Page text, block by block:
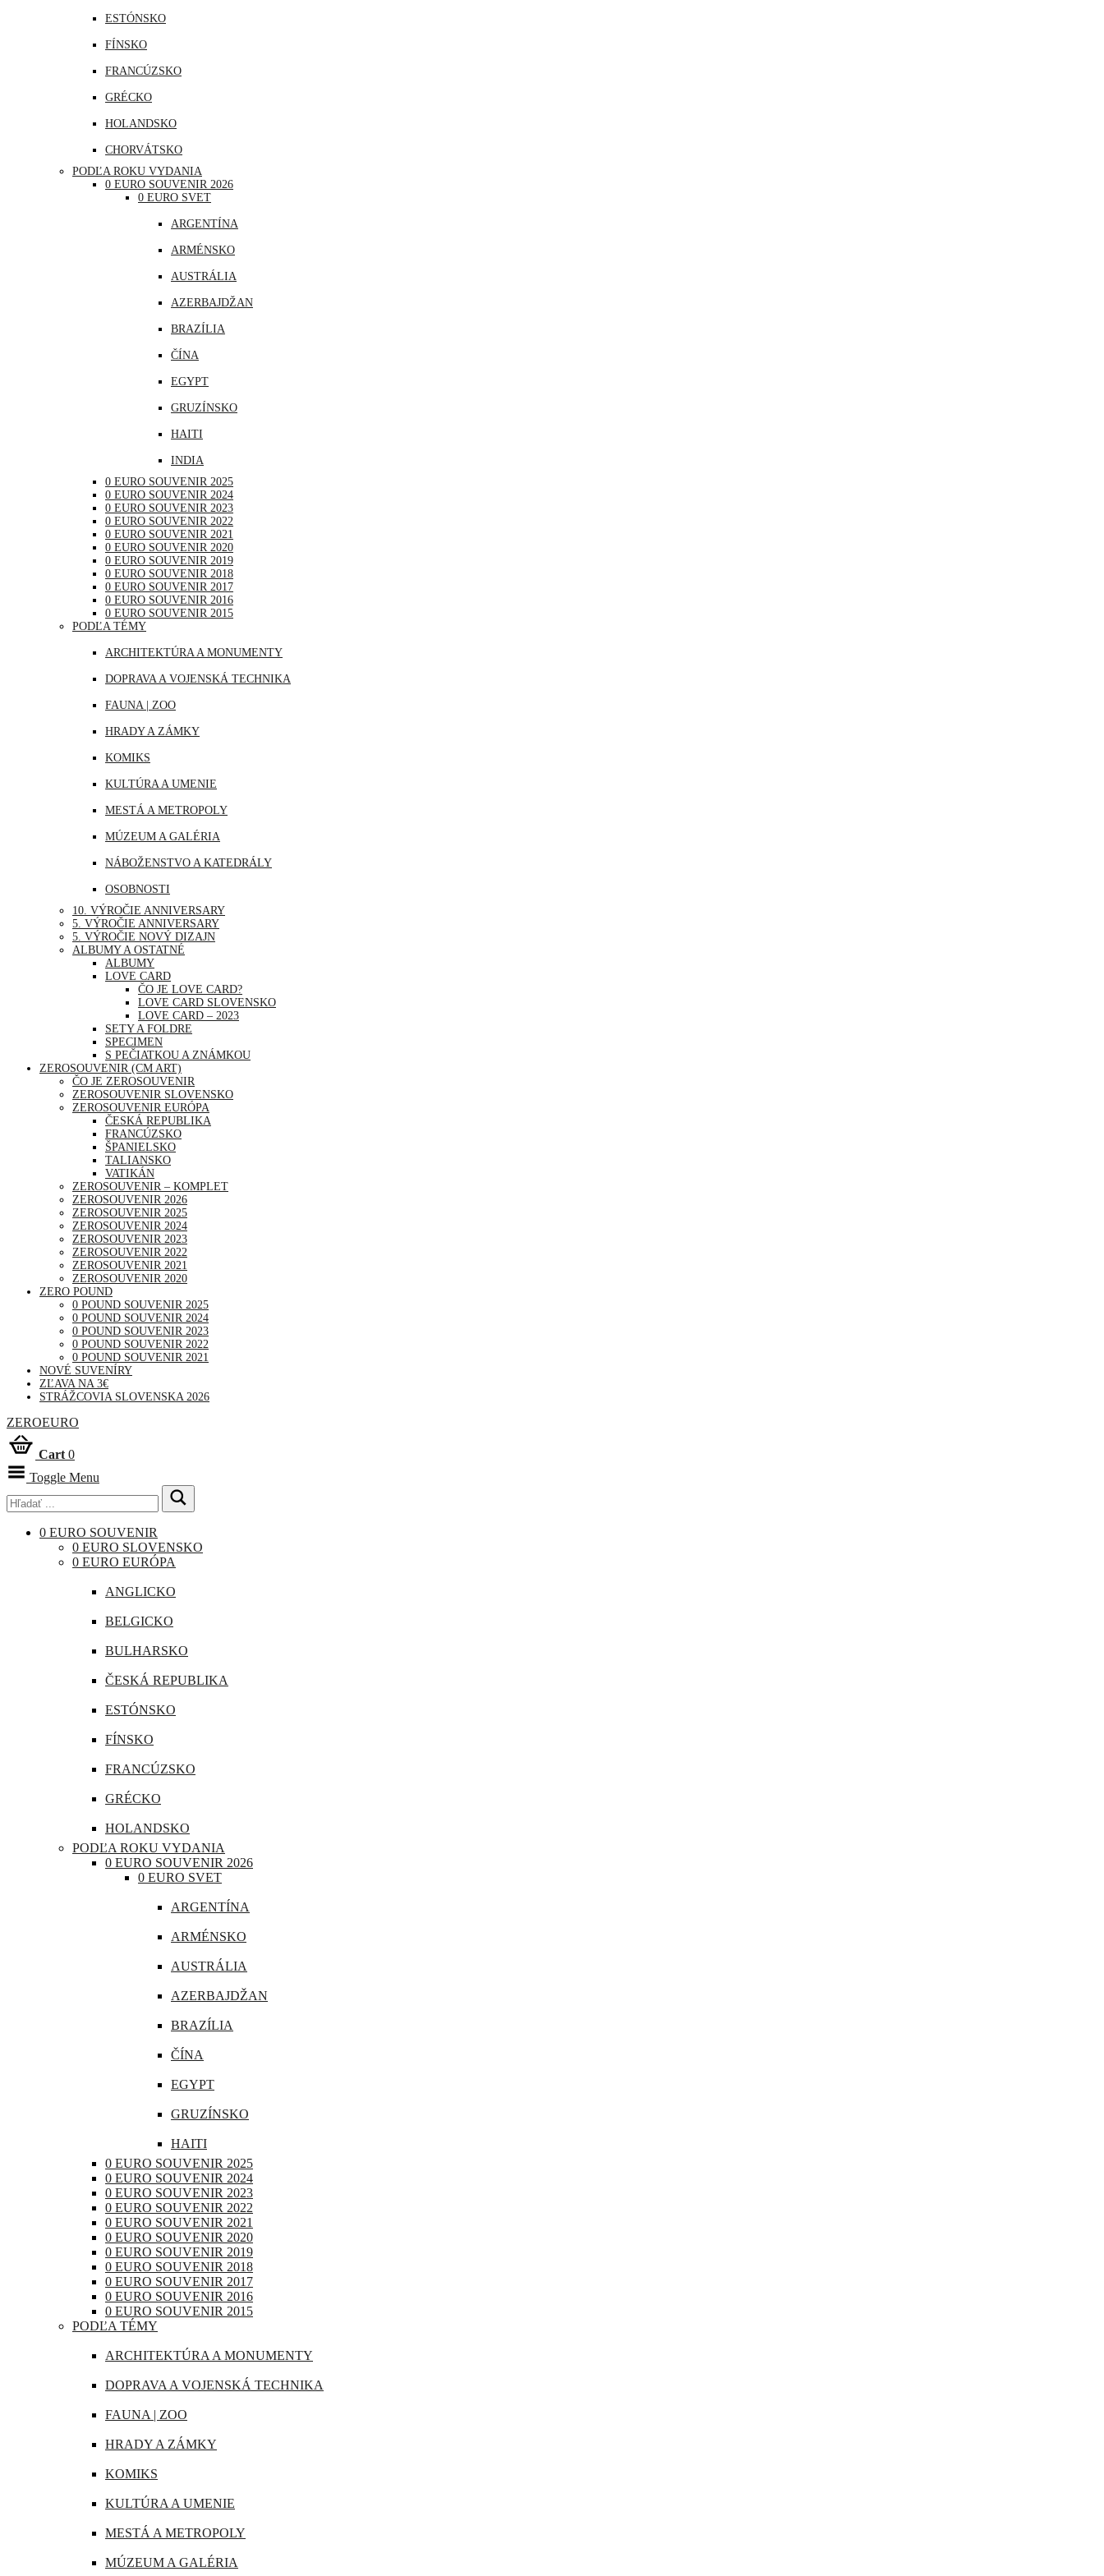
ESTÓNSKO
FÍNSKO
FRANCÚZSKO
GRÉCKO
HOLANDSKO
CHORVÁTSKO
ÍRSKO
ISLAND
LOTYŠSKO
LUXEMBURSKO
MAĎARSKO
NEMECKO
PORTUGALSKO
RAKÚSKO
RUMUNSKO
RUSKO
SAN MARÍNO
SLOVINSKO
ŠPANIELSKO
ŠVAJČIARSKO
ŠVÉDSKO
TALIANSKO
VATIKÁN
PODĽA ROKU VYDANIA
0 EURO SOUVENIR 2026
0 EURO SVET
ARGENTÍNA
ARMÉNSKO
AUSTRÁLIA
AZERBAJDŽAN
BRAZÍLIA
ČÍNA
EGYPT
GRUZÍNSKO
HAITI
INDIA
INDONÉZIA
IRAK
JAPONSKO
KANADA
KATAR
KUBA
LIBANON
SAUDSKÁ ARÁBIA
THAJSKO
TURECKO
0 EURO SOUVENIR 2025
0 EURO SOUVENIR 2024
0 EURO SOUVENIR 2023
0 EURO SOUVENIR 2022
0 EURO SOUVENIR 2021
0 EURO SOUVENIR 2020
0 EURO SOUVENIR 2019
0 EURO SOUVENIR 2018
0 EURO SOUVENIR 2017
0 EURO SOUVENIR 2016
0 EURO SOUVENIR 2015
PODĽA TÉMY
ARCHITEKTÚRA A MONUMENTY
DOPRAVA A VOJENSKÁ TECHNIKA
FAUNA | ZOO
HRADY A ZÁMKY
KOMIKS
KULTÚRA A UMENIE
MESTÁ A METROPOLY
MÚZEUM A GALÉRIA
NÁBOŽENSTVO A KATEDRÁLY
OSOBNOSTI
PRÍRODA
ŠPORT
UDALOSTI A VÝROČIA
VOĽNÝ ČAS | ZÁBAVA A RELAX
10. VÝROČIE ANNIVERSARY
5. VÝROČIE ANNIVERSARY
5. VÝROČIE NOVÝ DIZAJN
ALBUMY A OSTATNÉ
ALBUMY
LOVE CARD
ČO JE LOVE CARD?
LOVE CARD SLOVENSKO
LOVE CARD – 2023
SETY A FOLDRE
SPECIMEN
S PEČIATKOU A ZNÁMKOU
ZEROSOUVENIR (CM ART)
ČO JE ZEROSOUVENIR
ZEROSOUVENIR SLOVENSKO
ZEROSOUVENIR EURÓPA
ČESKÁ REPUBLIKA
FRANCÚZSKO
ŠPANIELSKO
TALIANSKO
VATIKÁN
ZEROSOUVENIR – KOMPLET
ZEROSOUVENIR 2026
ZEROSOUVENIR 2025
ZEROSOUVENIR 2024
ZEROSOUVENIR 2023
ZEROSOUVENIR 2022
ZEROSOUVENIR 2021
ZEROSOUVENIR 2020
ZERO POUND
0 POUND SOUVENIR 2025
0 POUND SOUVENIR 2024
0 POUND SOUVENIR 2023
0 POUND SOUVENIR 2022
0 POUND SOUVENIR 2021
NOVÉ SUVENÍRY
ZĽAVA NA 3€
STRÁŽCOVIA SLOVENSKA 2026
ZEROEURO
Cart 0
Toggle Menu
0 EURO SOUVENIR
0 EURO SLOVENSKO
0 EURO EURÓPA
ANGLICKO
BELGICKO
BULHARSKO
ČESKÁ REPUBLIKA
ESTÓNSKO
FÍNSKO
FRANCÚZSKO
GRÉCKO
HOLANDSKO
CHORVÁTSKO
ÍRSKO
LOTYŠSKO
LUXEMBURSKO
MAĎARSKO
NEMECKO
PORTUGALSKO
RAKÚSKO
RUMUNSKO
RUSKO
SAN MARÍNO
SLOVINSKO
ŠPANIELSKO
ŠVAJČIARSKO
ŠVÉDSKO
TALIANSKO
VATIKÁN
PODĽA ROKU VYDANIA
0 EURO SOUVENIR 2026
0 EURO SVET
ARGENTÍNA
ARMÉNSKO
AUSTRÁLIA
AZERBAJDŽAN
BRAZÍLIA
ČÍNA
EGYPT
GRUZÍNSKO
HAITI
INDIA
INDONÉZIA
IRAK
JAPONSKO
KANADA
KATAR
KUBA
LIBANON
MAROKO
MAURÍCIUS
MJANMARSKO
OMÁN
PERU
0 EURO SOUVENIR 2025
0 EURO SOUVENIR 2024
0 EURO SOUVENIR 2023
0 EURO SOUVENIR 2022
0 EURO SOUVENIR 2021
0 EURO SOUVENIR 2020
0 EURO SOUVENIR 2019
0 EURO SOUVENIR 2018
0 EURO SOUVENIR 2017
0 EURO SOUVENIR 2016
0 EURO SOUVENIR 2015
PODĽA TÉMY
ARCHITEKTÚRA A MONUMENTY
DOPRAVA A VOJENSKÁ TECHNIKA
FAUNA | ZOO
HRADY A ZÁMKY
KOMIKS
KULTÚRA A UMENIE
MESTÁ A METROPOLY
MÚZEUM A GALÉRIA